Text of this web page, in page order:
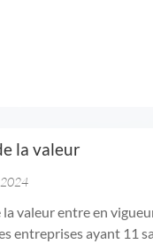
la valeur
2024
la valeur entre en
entreprises ayant 11